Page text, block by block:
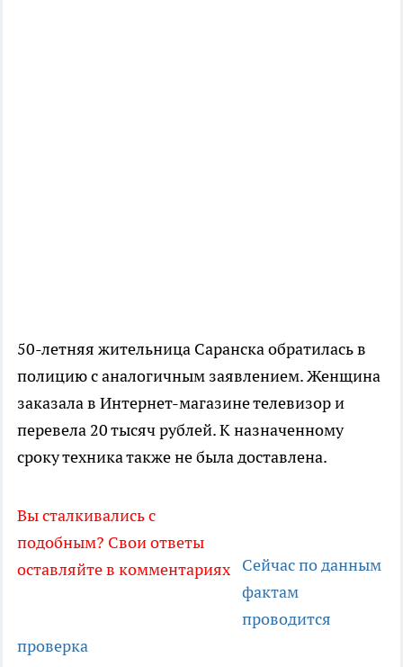
50-летняя жительница Саранска обратилась в
полицию с аналогичным заявлением. Женщина
заказала в Интернет-магазине телевизор и
перевела 20 тысяч рублей. К назначенному
сроку техника также не была доставлена.
Вы сталкивались с
подобным? Свои ответы
оставляйте в комментариях
Сейчас по данным
фактам
проводится
проверка